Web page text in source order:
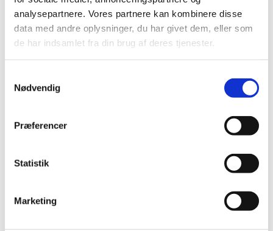
analysepartnere. Vores partnere kan kombinere disse
data med andre oplysninger, du har givet dem, eller som
de har indsamlet fra din brug af deres tjenester.
Nødvendig
Præferencer
Statistik
Marketing
Få et gratis tilbud
30 31 32 03
NÆSTE
varmegenvinding jem og fix